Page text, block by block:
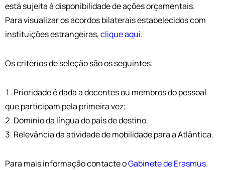
está sujeita à disponibilidade de ações orçamentais.
Para visualizar os acordos bilaterais estabelecidos com
instituições estrangeiras,clique aqui.
Os critérios de seleção são os seguintes:
Prioridade é dada a docentes ou membros do pessoal
que participam pela primeira vez;
Domínio da língua do país de destino.
Relevância da atividade de mobilidade para a Atlântica.
Para mais informação contacte oGabinete de Erasmus.